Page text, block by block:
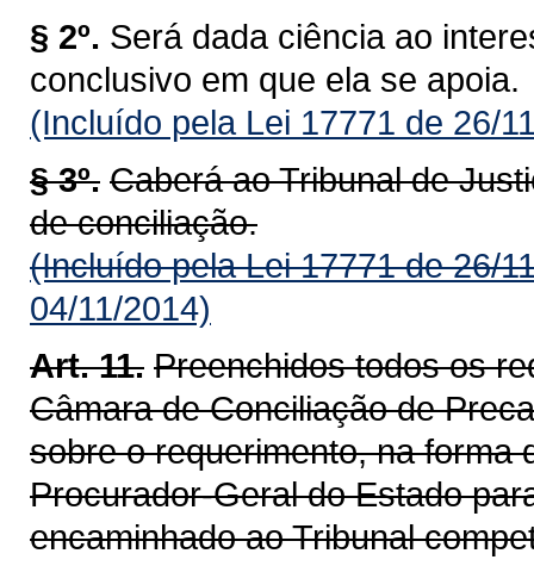
§ 2º. Será dada ciência ao
conclusivo em que ela se apoia.
(Incluído pela Lei 17771 de 26/
§ 3º. Caberá ao Tribunal de
de conciliação.
(Incluído pela Lei 17771 de 26/
04/11/2014)
Art. 11. Preenchidos todos os
Câmara de Conciliação de
sobre o requerimento, na forma
Procurador-Geral do Estado
encaminhado ao Tribunal